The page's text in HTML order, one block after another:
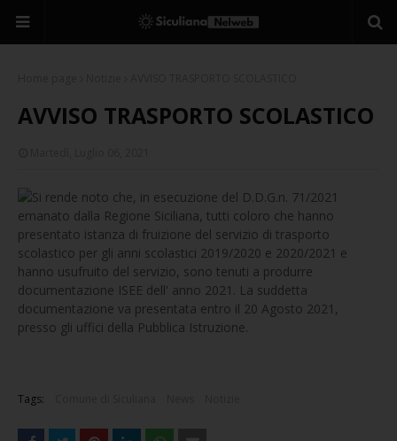
AVVISO TRASPORTO SCOLASTICO
Si rende noto che, in esecuzione del D.D.G.n. 71/2021
emanato dalla Regione Siciliana, tutti coloro che hanno
presentato istanza di fruizione del servizio di trasporto
scolastico per gli anni scolastici 2019/2020 e 2020/2021 e
hanno usufruito del servizio, sono tenuti a produrre
documentazione ISEE dell' anno 2021. La suddetta
documentazione va presentata entro il 20 Agosto 2021,
presso gli uffici della Pubblica Istruzione.
Tags: